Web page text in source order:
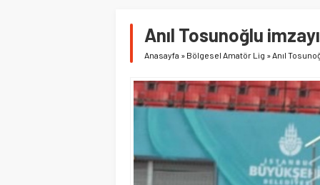
Kuzeyin Kaplanları
İstiklalspor’dan sol
Anıl Tosunoğlu
Anasayfa » Bölgesel Amatör Lig »Anıl